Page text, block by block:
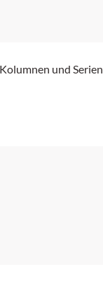
Kolumnen und Serien